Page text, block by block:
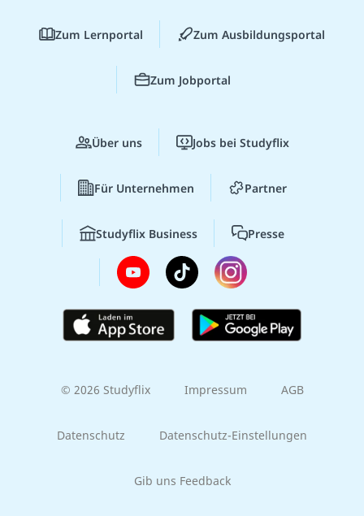
Zum Lernportal Zum Ausbildungsportal
Zum Jobportal
Über uns Jobs bei Studyflix
Für Unternehmen Partner
Studyflix Business Presse
© 2026 Studyflix Impressum AGB
Datenschutz Datenschutz-Einstellungen
Gib uns Feedback